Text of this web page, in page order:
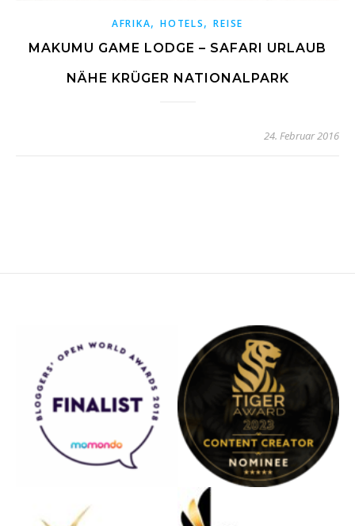
AFRIKA,HOTELS,REISE
MAKUMU GAME LODGE – SAFARI URLAUB
NÄHE KRÜGER NATIONALPARK
24. Februar 2016